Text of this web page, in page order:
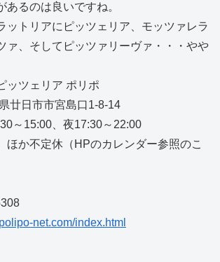
あるのは良いですね。
ットリアにピッツェリア、モッツァレラ
ァ、そしてピッツァリーヴァ・・・やや
ッツェリア ポリポ
廿日市市宮島口1-8-14
～15:00、夜17:30～22:00
ほか不定休（HPのカレンダー参照のこ
net.com/index.html